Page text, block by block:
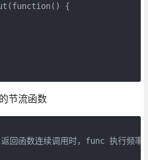
{
节流函数
回函数连续调用时，func 执行频